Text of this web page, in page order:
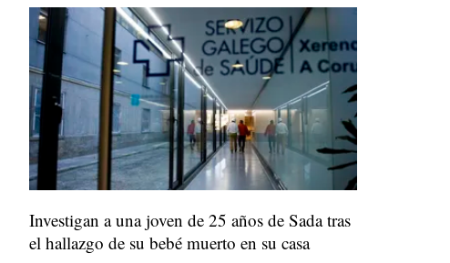
Investigan a una joven de 25 años de Sada tras
el hallazgo de su bebé muerto en su casa